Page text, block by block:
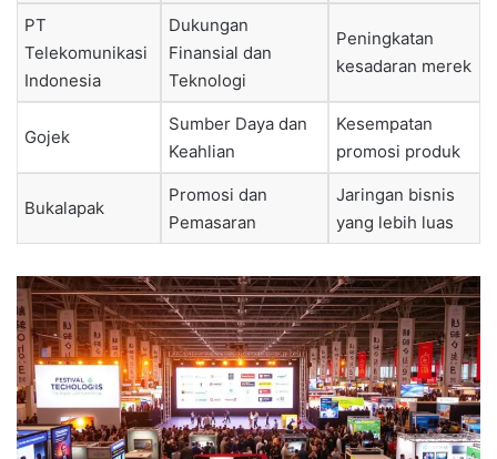
PT
Telekomunikasi
Indonesia
Dukungan
Finansial dan
Teknologi
Peningkatan
kesadaran merek
Gojek
Sumber Daya dan
Keahlian
Kesempatan
promosi produk
Bukalapak
Promosi dan
Pemasaran
Jaringan bisnis
yang lebih luas